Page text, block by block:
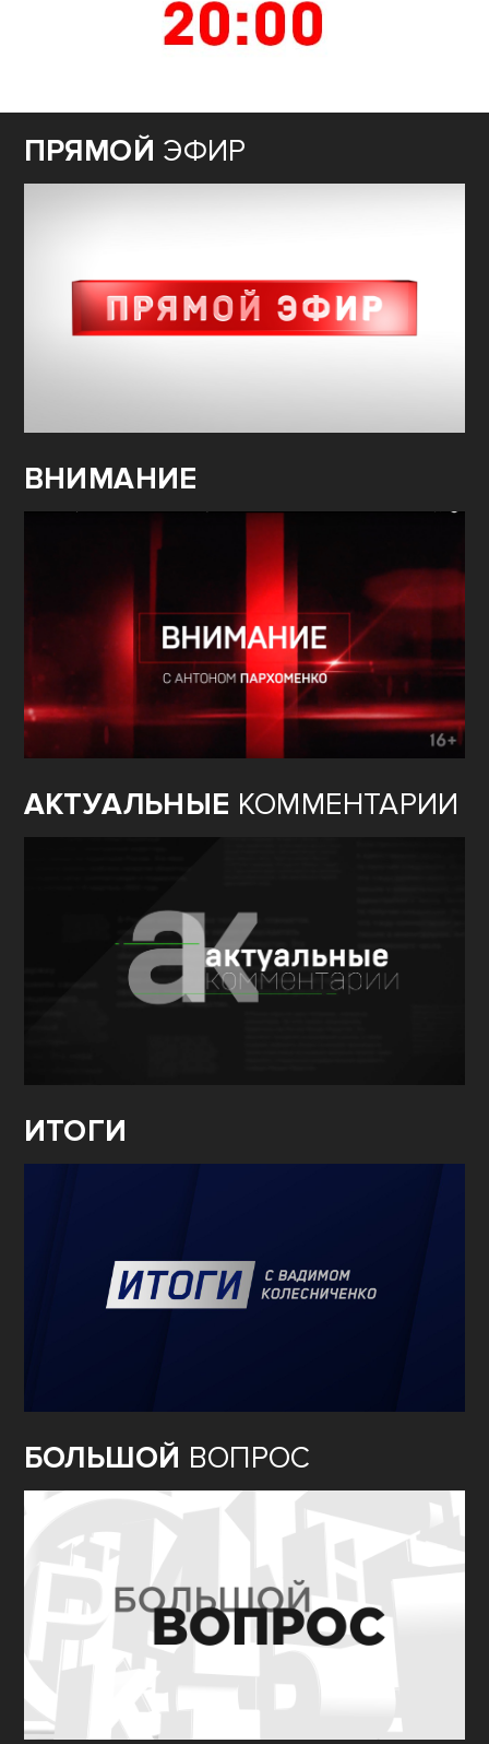
ПРЯМОЙ ЭФИР
ВНИМАНИЕ
АКТУАЛЬНЫЕ КОММЕНТАРИИ
ИТОГИ
БОЛЬШОЙ ВОПРОС